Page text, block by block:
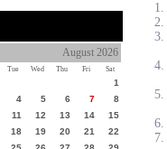
August 2026
Tue Wed Thu Fri Sat
1
4 5 6 7
8
11 12 13 14
15
18 19 20 21
22